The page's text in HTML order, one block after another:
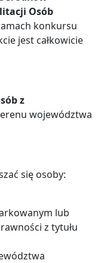
Osób
konkursu
jest całkowicie
z
województwa
się osoby:
lub
z tytułu